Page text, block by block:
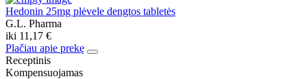
Hedonin 25mg plėvele dengtos tabletės
G.L. Pharma
iki 11,17 €
Plačiau apie prekę
Receptinis
Kompensuojamas